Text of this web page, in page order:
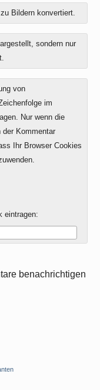
Bildern konvertiert.
sondern nur
von
im
Nur wenn die
der Kommentar
Ihr Browser Cookies
eintragen:
benachrichtigen